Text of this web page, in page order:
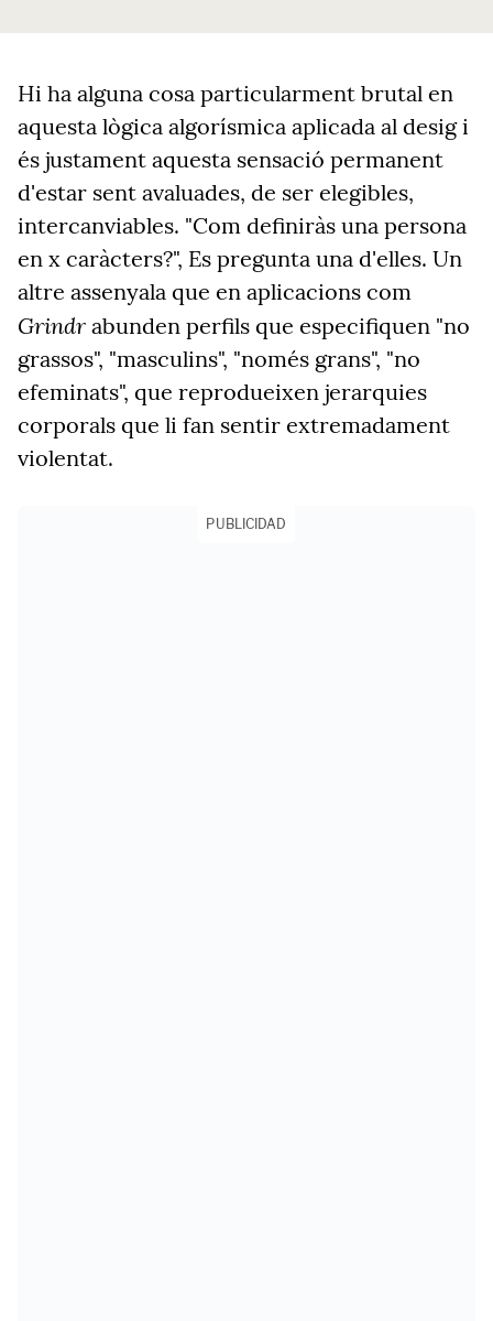
Hi ha alguna cosa particularment brutal en
aquesta lògica algorísmica aplicada al desig i
és justament aquesta sensació permanent
d'estar sent avaluades, de ser elegibles,
intercanviables. "Com definiràs una persona
en x caràcters?", Es pregunta una d'elles. Un
altre assenyala que en aplicacions com
Grindr abunden perfils que especifiquen "no
grassos", "masculins", "només grans", "no
efeminats", que reprodueixen jerarquies
corporals que li fan sentir extremadament
violentat.
PUBLICIDAD